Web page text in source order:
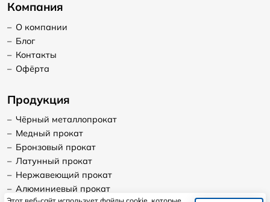
Компания
– О компании
– Блог
– Контакты
– Офёрта
Продукция
– Чёрный металлопрокат
– Медный прокат
– Бронзовый прокат
– Латунный прокат
– Нержавеющий прокат
– Алюминиевый прокат